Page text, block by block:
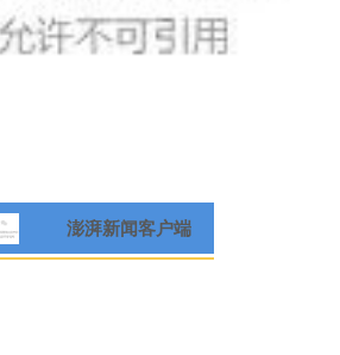
澎湃新闻客户端